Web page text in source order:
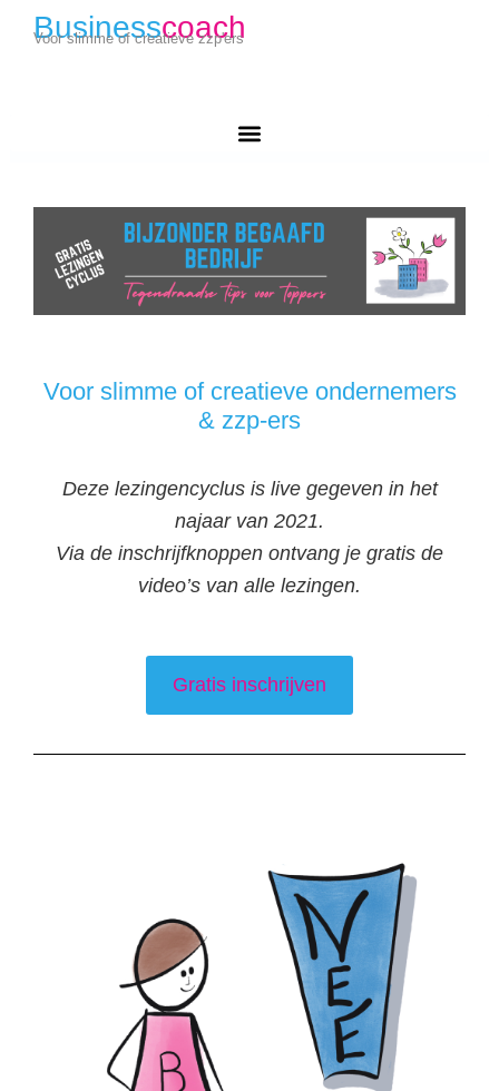
Businesscoach
Voor slimme of creatieve zzp'ers
Voor slimme of creatieve ondernemers
& zzp-ers
Deze lezingencyclus is live gegeven in het
najaar van 2021.
Via de inschrijfknoppen ontvang je gratis de
video’s van alle lezingen.
Gratis inschrijven